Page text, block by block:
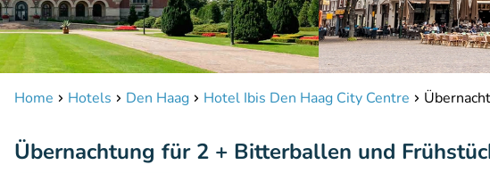
Home Hotels Den Haag Hotel Ibis Den Haag City Centre
Übernachtung für 2 + Bitterballen und